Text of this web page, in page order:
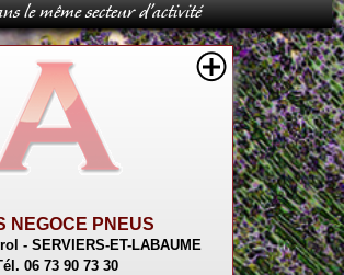
le même secteur d'activité
NEGOCE PNEUS
- SERVIERS-ET-LABAUME
06 73 90 73 30